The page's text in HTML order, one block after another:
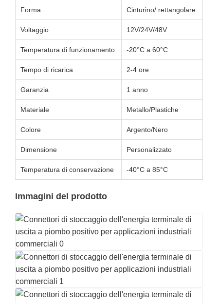
Forma Cinturino/ rettangolare
Voltaggio 12V/24V/48V
Temperatura di funzionamento -20°C a 60°C
Tempo di ricarica 2-4 ore
Garanzia 1 anno
Materiale Metallo/Plastiche
Colore Argento/Nero
Dimensione Personalizzato
Temperatura di conservazione -40°C a 85°C
Immagini del prodotto